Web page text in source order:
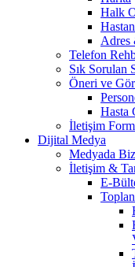
Halk
Adres
Telefon
Sık Sorulan
Öneri ve
Hasta
İletişim
Dijital Medya
Medyada Biz
İletişim &
E-